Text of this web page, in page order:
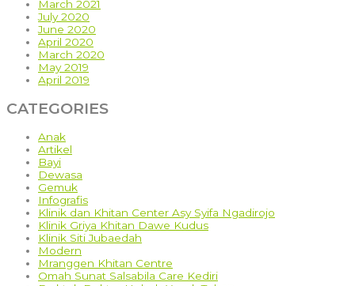
March 2021
July 2020
June 2020
April 2020
March 2020
May 2019
April 2019
CATEGORIES
Anak
Artikel
Bayi
Dewasa
Gemuk
Infografis
Klinik dan Khitan Center Asy Syifa Ngadirojo
Klinik Griya Khitan Dawe Kudus
Klinik Siti Jubaedah
Modern
Mranggen Khitan Centre
Omah Sunat Salsabila Care Kediri